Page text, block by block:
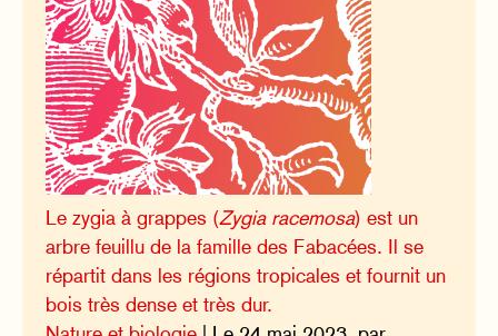
Le zygia à grappes (Zygia racemosa) est un
arbre feuillu de la famille des Fabacées. Il se
répartit dans les régions tropicales et fournit un
bois très dense et très dur.